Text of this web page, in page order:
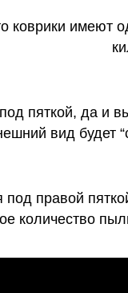
коврики имеют
пяткой, да и
вид будет
правой
количество